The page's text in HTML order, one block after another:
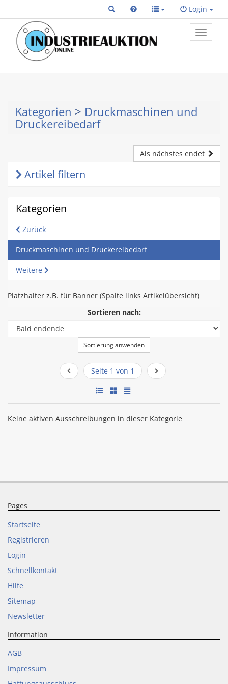
Login
Toggle
primary
Kategorien > Druckmaschinen und
Druckereibedarf
Als nächstes endet
Artikel filtern
Kategorien
Zurück
Druckmaschinen und Druckereibedarf
Weitere
Platzhalter z.B. für Banner (Spalte links Artikelübersicht)
Sortieren nach:
Sortierung anwenden
Seite 1 von 1
Keine aktiven Ausschreibungen in dieser Kategorie
Pages
Startseite
Registrieren
Login
Schnellkontakt
Hilfe
Sitemap
Newsletter
Information
AGB
Impressum